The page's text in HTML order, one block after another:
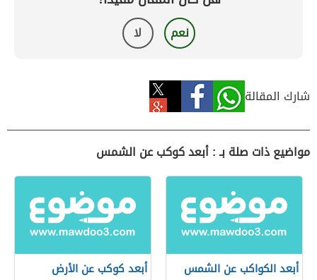
نعم لا
شارك المقالة
مواضيع ذات صلة بـ : أبعد كوكب عن الشمس
أبعد الكواكب عن الشمس أبعد كوكب عن الأرض